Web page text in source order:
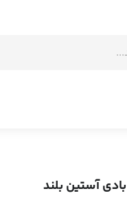
بادی آستین بلند